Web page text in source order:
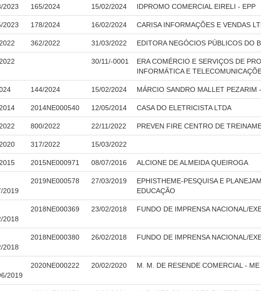
2023 165/2024 15/02/2024 IDPROMO COMERCIAL EIRELI - EPP
2023 178/2024 16/02/2024 CARISA INFORMAÇÕES E VENDAS
362/2022 31/03/2022 EDITORA NEGÓCIOS PÚBLICOS DO
30/11/-0001
ERA COMÉRCIO E SERVIÇOS DE
INFORMÁTICA E
144/2024 15/02/2024 MÁRCIO SANDRO MALLET PEZARIM
2014NE000540 12/05/2014 CASA DO ELETRICISTA LTDA
800/2022 22/11/2022 PREVEN FIRE CENTRO DE
317/2022 15/03/2022
2015NE000971 08/07/2016 ALCIONE DE ALMEIDA QUEIROGA
2019
2019NE000578 27/03/2019
EPHISTHEME-PESQUISA E
EDUCAÇÃO
2018
2018NE000369 23/02/2018 FUNDO DE IMPRENSA NACIONAL/
2018
2018NE000380 26/02/2018 FUNDO DE IMPRENSA NACIONAL/
2019
2020NE000222 20/02/2020 M. M. DE RESENDE COMERCIAL - ME